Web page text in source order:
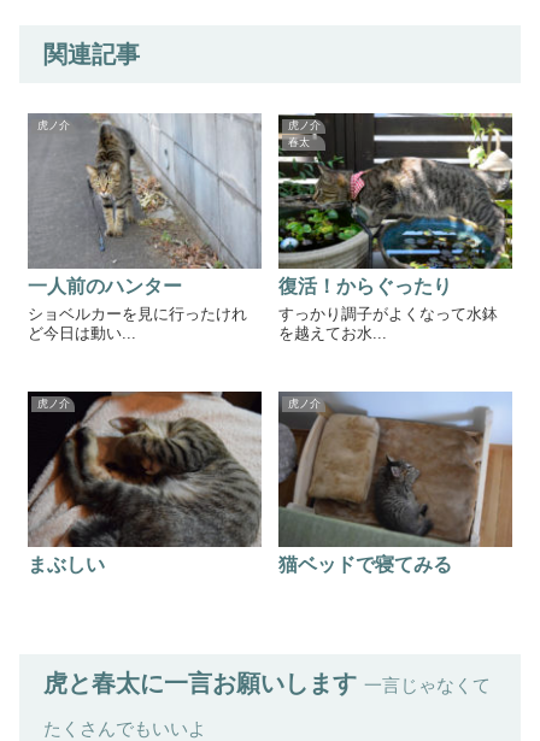
関連記事
虎ノ介
一人前のハンター
ショベルカーを見に行ったけれ
ど今日は動い...
虎ノ介
春太
復活！からぐったり
すっかり調子がよくなって水鉢
を越えてお水...
虎ノ介
まぶしい
虎ノ介
猫ベッドで寝てみる
虎と春太に一言お願いします 一言じゃなくて
たくさんでもいいよ